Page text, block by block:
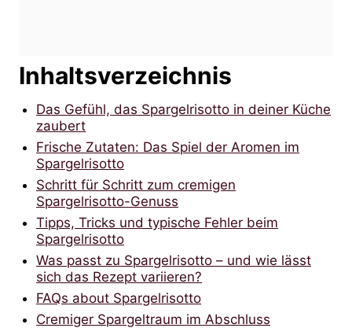
Inhaltsverzeichnis
Das Gefühl, das Spargelrisotto in deiner Küche
zaubert
Frische Zutaten: Das Spiel der Aromen im
Spargelrisotto
Schritt für Schritt zum cremigen
Spargelrisotto-Genuss
Tipps, Tricks und typische Fehler beim
Spargelrisotto
Was passt zu Spargelrisotto – und wie lässt
sich das Rezept variieren?
FAQs about Spargelrisotto
Cremiger Spargeltraum im Abschluss